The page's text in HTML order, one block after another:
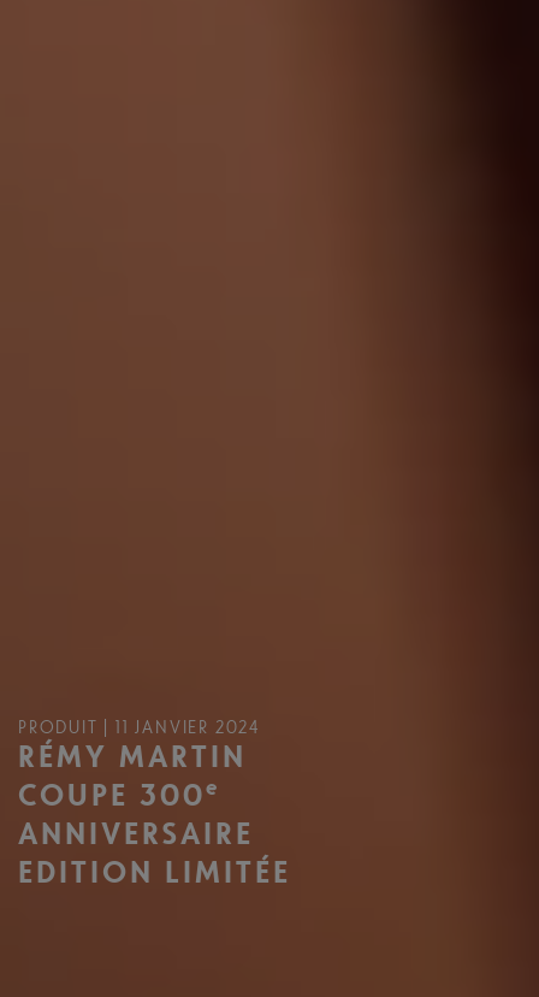
PRODUIT | 11 JANVIER 2024
RÉMY MARTIN
COUPE 300e
ANNIVERSAIRE
EDITION LIMITÉE